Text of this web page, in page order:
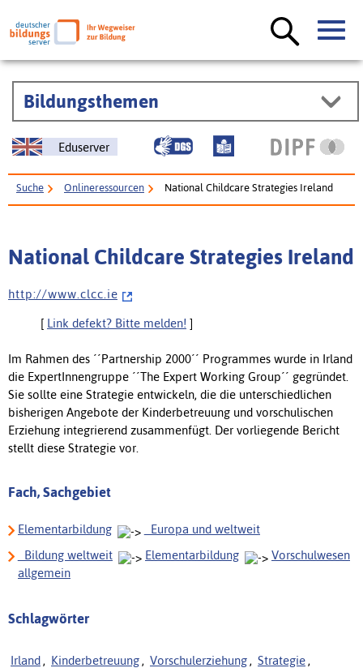
Bildungsthemen
Eduserver
Suche Onlineressourcen National Childcare Strategies Ireland
National Childcare Strategies Ireland
h t t p : / / w w w . c l c c . i e
[ Link defekt? Bitte melden! ]
Im Rahmen des ´´Partnership 2000´´ Programmes wurde in Irland
die ExpertInnengruppe ´´The Expert Working Group´´ gegründet.
Sie sollte eine Strategie entwickeln, die die unterschiedlichen
bisherigen Angebote der Kinderbetreuung und vorschulischen
Erziehung integrierend zusammenfügt. Der vorliegende Bericht
stellt diese Strategie vor.
Fach, Sachgebiet
Elementarbildung
_Europa und weltweit
_Bildung weltweit
Elementarbildung
Vorschulwesen
allgemein
Schlagwörter
Irland , Kinderbetreuung , Vorschulerziehung , Strategie ,